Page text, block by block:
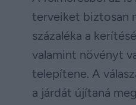
terveiket biztosan
százaléka a
valamint növényt
telepítene. A
a járdát újítaná